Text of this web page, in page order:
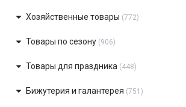
Хозяйственные товары (772)
Товары по сезону (906)
Товары для праздника (448)
Бижутерия и галантерея (751)